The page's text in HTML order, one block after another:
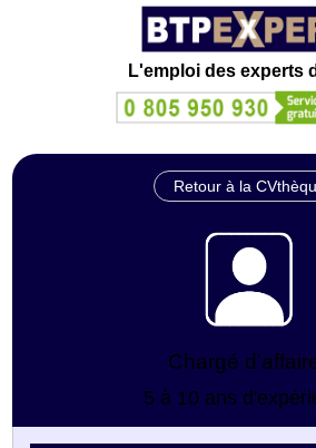
L'emploi des experts
Retour à la
Chargé
5 à 10 ans